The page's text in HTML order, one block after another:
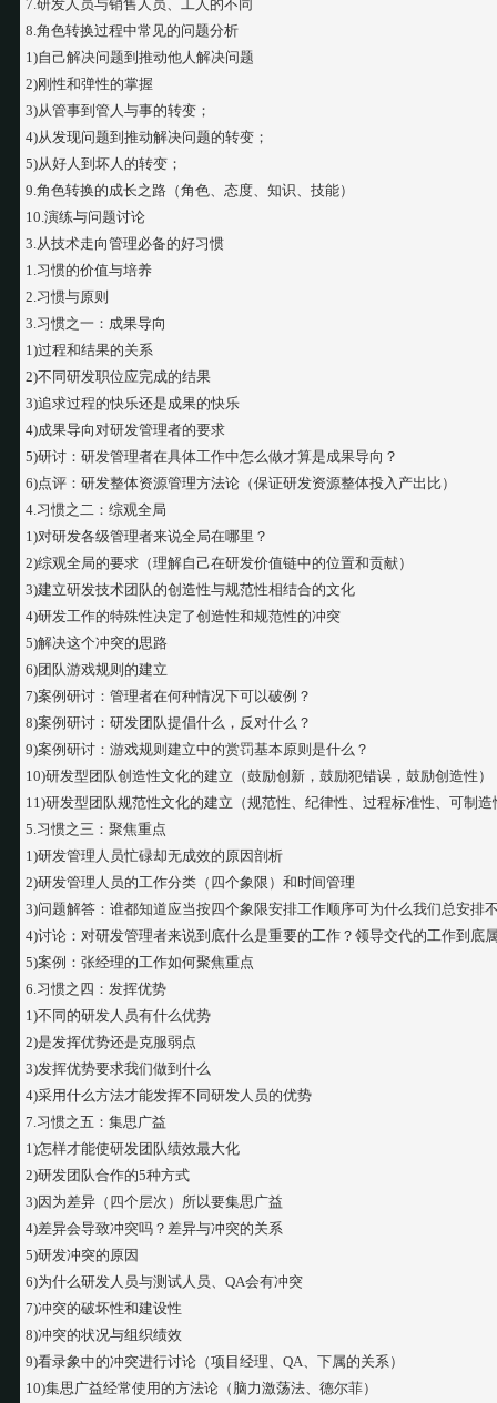
7.研发人员与销售人员、工人的不同
8.角色转换过程中常见的问题分析
1)自己解决问题到推动他人解决问题
2)刚性和弹性的掌握
3)从管事到管人与事的转变；
4)从发现问题到推动解决问题的转变；
5)从好人到坏人的转变；
9.角色转换的成长之路（角色、态度、知识、技能）
10.演练与问题讨论
3.从技术走向管理必备的好习惯
1.习惯的价值与培养
2.习惯与原则
3.习惯之一：成果导向
1)过程和结果的关系
2)不同研发职位应完成的结果
3)追求过程的快乐还是成果的快乐
4)成果导向对研发管理者的要求
5)研讨：研发管理者在具体工作中怎么做才算是成果导向？
6)点评：研发整体资源管理方法论（保证研发资源整体投入产出比）
4.习惯之二：综观全局
1)对研发各级管理者来说全局在哪里？
2)综观全局的要求（理解自己在研发价值链中的位置和贡献）
3)建立研发技术团队的创造性与规范性相结合的文化
4)研发工作的特殊性决定了创造性和规范性的冲突
5)解决这个冲突的思路
6)团队游戏规则的建立
7)案例研讨：管理者在何种情况下可以破例？
8)案例研讨：研发团队提倡什么，反对什么？
9)案例研讨：游戏规则建立中的赏罚基本原则是什么？
10)研发型团队创造性文化的建立（鼓励创新，鼓励犯错误，鼓励创造性）
11)研发型团队规范性文化的建立（规范性、纪律性、过程标准性、可制
5.习惯之三：聚焦重点
1)研发管理人员忙碌却无成效的原因剖析
2)研发管理人员的工作分类（四个象限）和时间管理
3)问题解答：谁都知道应当按四个象限安排工作顺序可为什么我们总安排
4)讨论：对研发管理者来说到底什么是重要的工作？领导交代的工作到底
5)案例：张经理的工作如何聚焦重点
6.习惯之四：发挥优势
1)不同的研发人员有什么优势
2)是发挥优势还是克服弱点
3)发挥优势要求我们做到什么
4)采用什么方法才能发挥不同研发人员的优势
7.习惯之五：集思广益
1)怎样才能使研发团队绩效最大化
2)研发团队合作的5种方式
3)因为差异（四个层次）所以要集思广益
4)差异会导致冲突吗？差异与冲突的关系
5)研发冲突的原因
6)为什么研发人员与测试人员、QA会有冲突
7)冲突的破坏性和建设性
8)冲突的状况与组织绩效
9)看录象中的冲突进行讨论（项目经理、QA、下属的关系）
10)集思广益经常使用的方法论（脑力激荡法、德尔菲）